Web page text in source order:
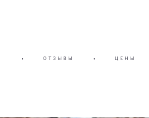
• ОТЗЫВЫ • ЦЕНЫ